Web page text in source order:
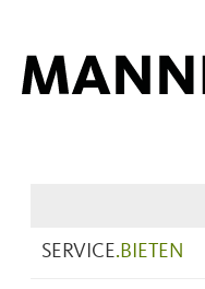
SERVICE.BIETEN